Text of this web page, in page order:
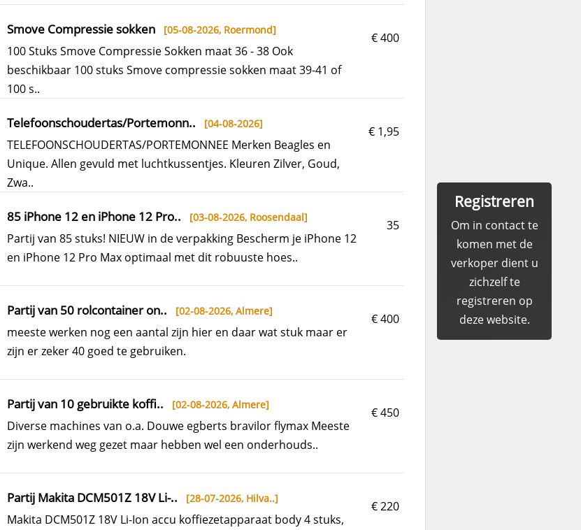
€ 400
Smove Compressie sokken [05-08-2026, Roermond]
100 Stuks Smove Compressie Sokken maat 36 - 38 Ook
beschikbaar 100 stuks Smove compressie sokken maat 39-41 of
100 s..
€ 1,95
Telefoonschoudertas/Portemonn.. [04-08-2026]
TELEFOONSCHOUDERTAS/PORTEMONNEE Merken Beagles en
Unique. Allen gevuld met luchtkussentjes. Kleuren Zilver, Goud,
Zwa..
35
85 iPhone 12 en iPhone 12 Pro.. [03-08-2026, Roosendaal]
Partij van 85 stuks! NIEUW in de verpakking Bescherm je iPhone 12
en iPhone 12 Pro Max optimaal met dit robuuste hoes..
€ 400
Partij van 50 rolcontainer on.. [02-08-2026, Almere]
meeste werken nog een aantal zijn hier en daar wat stuk maar er
zijn er zeker 40 goed te gebruiken.
€ 450
Partij van 10 gebruikte koffi.. [02-08-2026, Almere]
Diverse machines van o.a. Douwe egberts bravilor flymax Meeste
zijn werkend weg gezet maar hebben wel een onderhouds..
€ 220
Partij Makita DCM501Z 18V Li-.. [28-07-2026, Hilva..]
Makita DCM501Z 18V Li-Ion accu koffiezetapparaat body 4 stuks,
Registreren
Om in contact te
komen met de
verkoper dient u
zichzelf te
registreren op
deze website.